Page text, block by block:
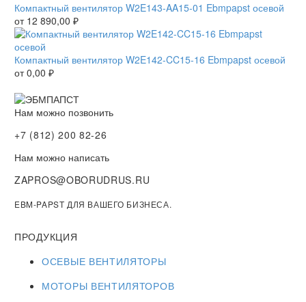
Компактный вентилятор W2E143-AA15-01 Ebmpapst осевой
от 12 890,00 ₽
Компактный вентилятор W2E142-CC15-16 Ebmpapst осевой
от0,00 ₽
Нам можно позвонить
+7 (812) 200 82-26
Нам можно написать
ZAPROS@OBORUDRUS.RU
EBM-PAPST ДЛЯ ВАШЕГО БИЗНЕСА.
ПРОДУКЦИЯ
ОСЕВЫЕ ВЕНТИЛЯТОРЫ
МОТОРЫ ВЕНТИЛЯТОРОВ